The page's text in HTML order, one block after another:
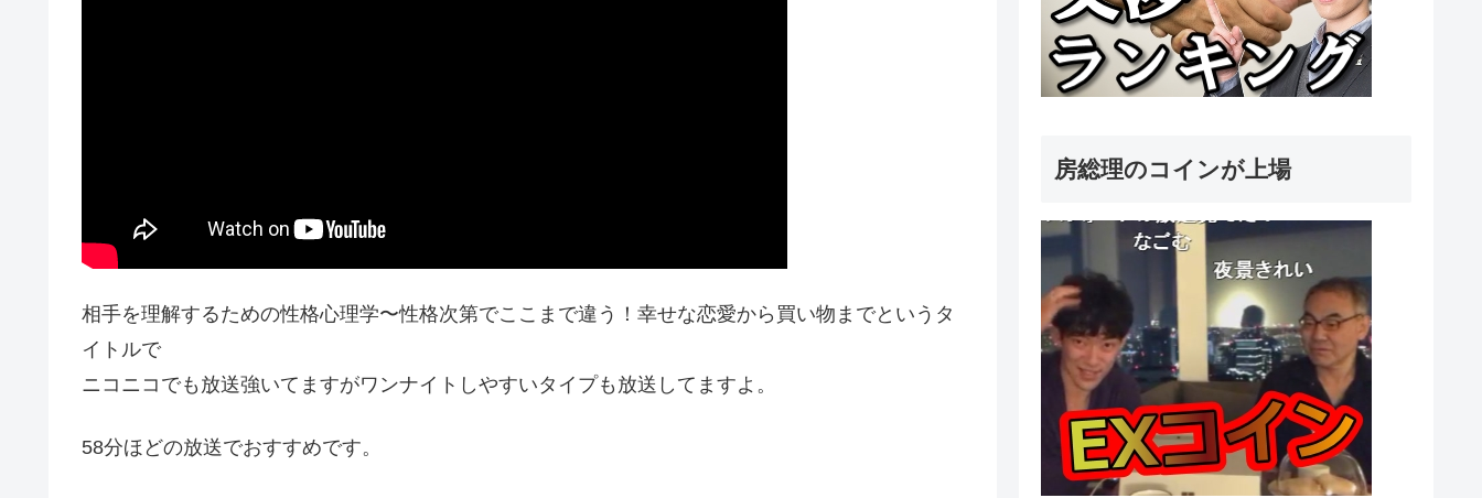
相手を理解するための性格心理学〜性格次第でここまで違う！幸せな恋愛から買い物までというタ
イトルで
ニコニコでも放送強いてますがワンナイトしやすいタイプも放送してますよ。
58分ほどの放送でおすすめです。
房総理のコインが上場